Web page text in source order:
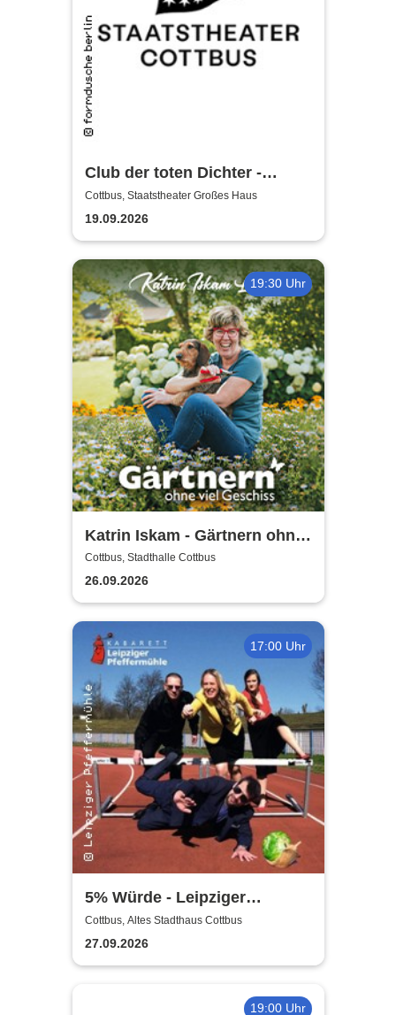
Club der toten Dichter -
Staatstheater Cottbus
Cottbus, Staatstheater Großes Haus
19.09.2026
19:30 Uhr
Katrin Iskam - Gärtnern ohne
viel Geschiss
Cottbus, Stadthalle Cottbus
26.09.2026
17:00 Uhr
5% Würde - Leipziger
Pfeffermühle
Cottbus, Altes Stadthaus Cottbus
27.09.2026
19:00 Uhr